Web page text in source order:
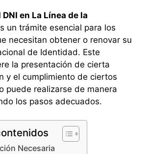
en La Línea de la
un trámite esencial para los
necesitan obtener o renovar su
de Identidad. Este
la presentación de cierta
y el cumplimiento de ciertos
puede realizarse de manera
los pasos adecuados.
Necesaria